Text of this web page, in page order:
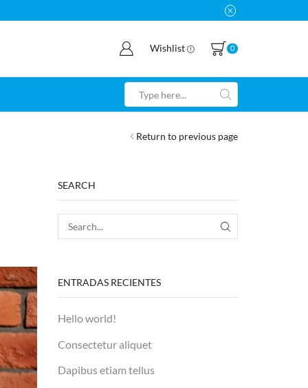
Wishlist 0
Return to previous page
SEARCH
ENTRADAS RECIENTES
Hello world!
Consectetur aliquet
Dapibus etiam tellus